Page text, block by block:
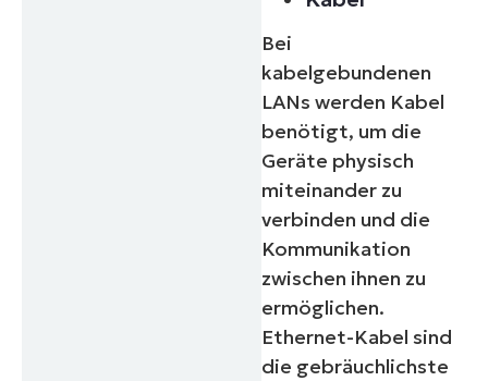
Bei
kabelgebundenen
LANs werden Kabel
benötigt, um die
Geräte physisch
miteinander zu
verbinden und die
Kommunikation
zwischen ihnen zu
ermöglichen.
Ethernet-Kabel sind
die gebräuchlichste